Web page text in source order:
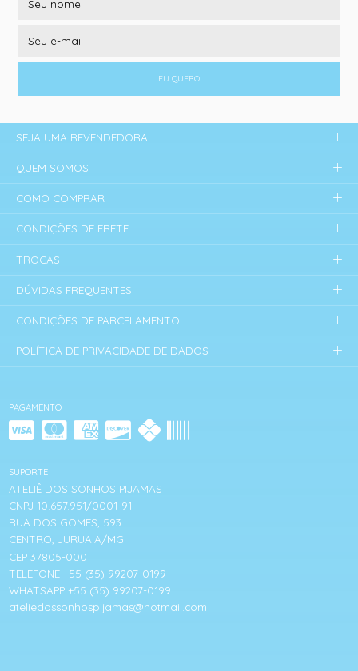
EU QUERO
PAGAMENTO
SUPORTE
ATELIÊ DOS SONHOS PIJAMAS
CNPJ 10.657.951/0001-91
RUA DOS GOMES, 593
CENTRO, JURUAIA/MG
CEP 37805-000
TELEFONE +55 (35) 99207-0199
WHATSAPP +55 (35) 99207-0199
ateliedossonhospijamas@hotmail.com
SEJA UMA REVENDEDORA
QUEM SOMOS
COMO COMPRAR
CONDIÇÕES DE FRETE
TROCAS
DÚVIDAS FREQUENTES
CONDIÇÕES DE PARCELAMENTO
POLÍTICA DE PRIVACIDADE DE DADOS